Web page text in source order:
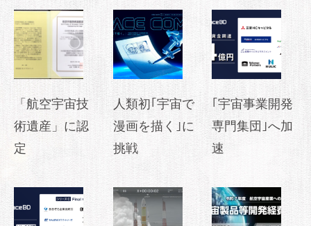
「航空宇宙技
術遺産」に認
定
人類初｢宇宙で
漫画を描く｣に
挑戦
｢宇宙事業開発
専門集団｣へ加
速